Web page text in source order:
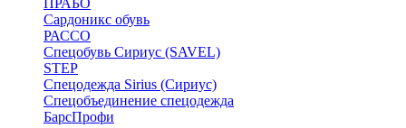
ПРАБО
Сардоникс обувь
РАССО
Спецобувь Сириус (SAVEL)
STEP
Спецодежда Sirius (Сириус)
Спецобъединение спецодежда
БарсПрофи